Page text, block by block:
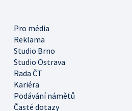
Pro média
Reklama
Studio Brno
Studio Ostrava
Rada ČT
Kariéra
Podávání námětů
Časté dotazy